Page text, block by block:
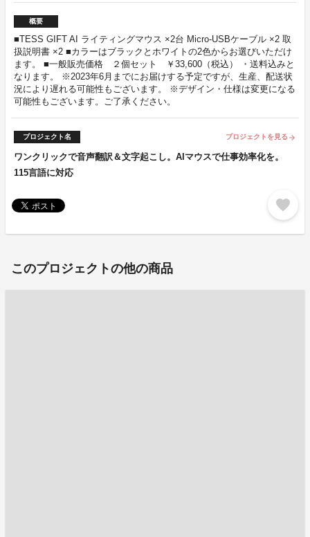
概要
■TESS GIFT AI ライティングマウス ×2台 Micro-USBケーブル ×2 取
扱説明書 ×2 ■カラーはブラックとホワイトの2色からお選びいただけ
ます。 ■一般販売価格 ２個セット ￥33,600（税込） ・送料込みと
なります。 ※2023年6月までにお届けする予定ですが、生産、配送状
況により遅れる可能性もございます。 ※デザイン・仕様は変更になる
可能性もございます。ご了承ください。
プロジェクト名 プロジェクトを見る arrow_forward
ワンクリックで音声翻訳＆文字起こし。AIマウスで仕事効率化を。
115言語に対応
favorite
このプロジェクトの他の商品